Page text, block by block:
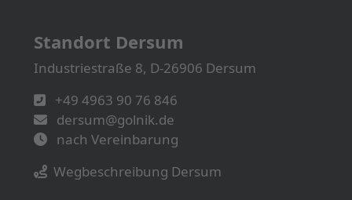
Standort Dersum
Industriestraße 8, D-26906 Dersum
+49 4963 90 76 846
dersum@golnik.de
nach Vereinbarung
Wegbeschreibung Dersum